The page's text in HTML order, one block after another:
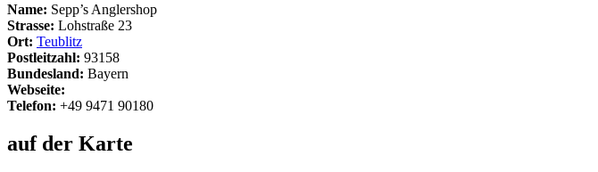
Name: Sepp’s Anglershop
Strasse: Lohstraße 23
Ort: Teublitz
Postleitzahl: 93158
Bundesland: Bayern
Webseite:
Telefon: +49 9471 90180
auf der Karte